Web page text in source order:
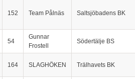
152 Team Pålnäs Saltsjöbadens BK
54
Gunnar
Frostell
Södertälje BS
164 SLAGHÖKEN Trälhavets BK